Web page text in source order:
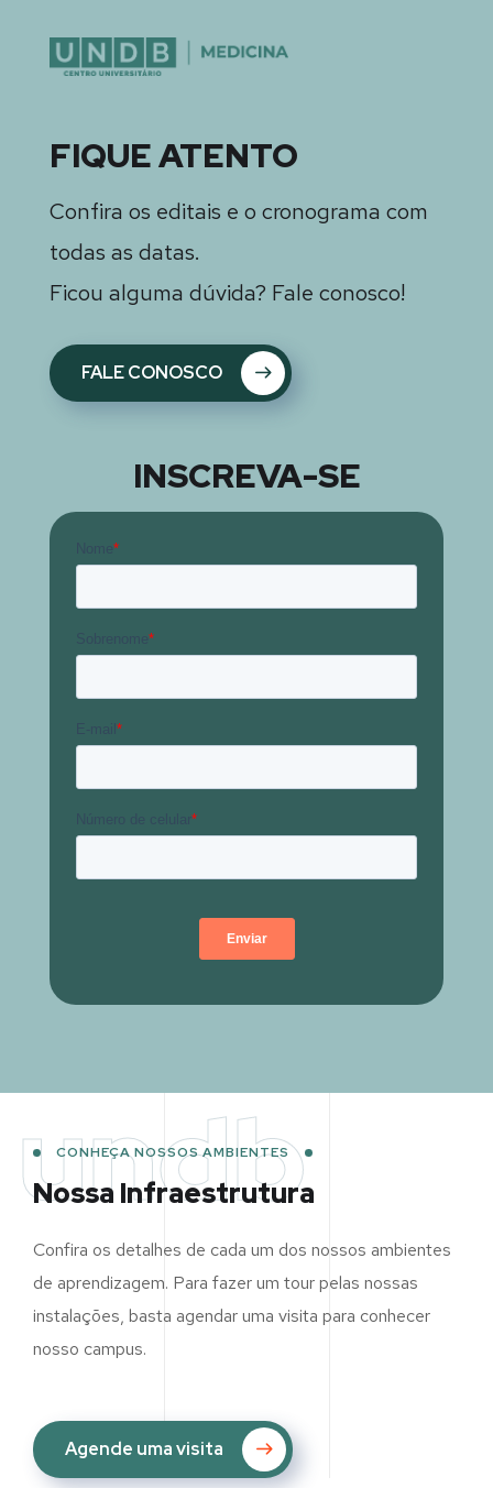
FIQUE ATENTO
Confira os editais e o cronograma com
todas as datas.
Ficou alguma dúvida? Fale conosco!
FALE CONOSCO
INSCREVA-SE
undb
CONHEÇA NOSSOS AMBIENTES
Nossa Infraestrutura
Confira os detalhes de cada um dos nossos ambientes
de aprendizagem. Para fazer um tour pelas nossas
instalações, basta agendar uma visita para conhecer
nosso campus.
Agende uma visita